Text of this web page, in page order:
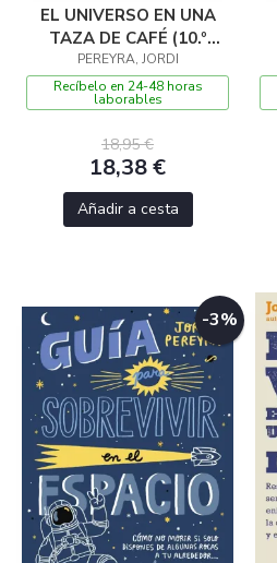
EL UNIVERSO EN UNA
TAZA DE CAFÉ (10.º
ANIVERSARIO)
PEREYRA, JORDI
Recíbelo en 24-48 horas
laborables
18,95 €
18,38 €
Añadir a cesta
-3%